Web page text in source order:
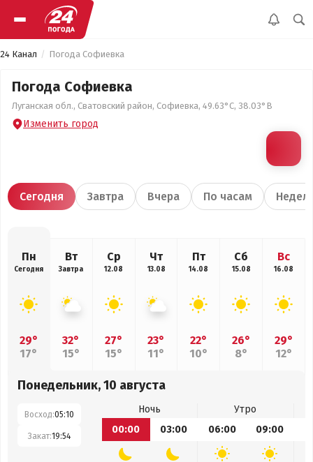
24 Канал Погода Софиевка
Погода Софиевка
Луганская обл., Сватовский район, Софиевка, 49.63°С, 38.03°В
Изменить город
Сегодня Завтра Вчера По часам
Пн
Сегодня
29°
17°
Вт
Завтра
32°
15°
Ср
12.08
27°
15°
Чт
13.08
23°
11°
Пт
14.08
22°
10°
Сб
15.08
26°
8°
Вс
16.08
29°
12°
Понедельник, 10 августа
Восход:05:10
Закат:19:54
Ночь
Утро
00:00
03:00 06:00 09:00